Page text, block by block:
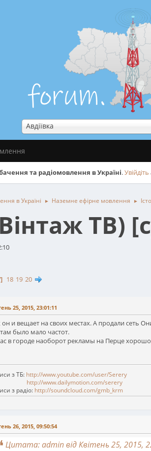
Авдіївка
та радіомовлення в Україні.Увійдіть
в Україні ► Наземне ефірне мовлення ►
ТВ)
18 19 20
25, 2015, 23:01:11
он и вещает на своих местах. А продали сеть
было мало частот.
в городе наоборот рекламы на Перце
з ТБ: http://www.youtube.com/user/Serery
http://www.dailymotion.com/serery
з радіо: http://soundcloud.com/gmb_krm
26, 2015, 09:50:54
Цитата: admin від Квітень 25, 2015,